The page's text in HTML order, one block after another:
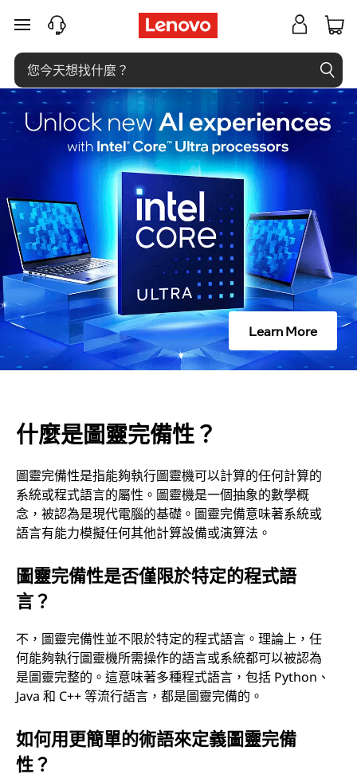
什
麼
是
圖
完
備
性
？
跳至主要內容
Learn More
什麼是圖靈完備性？
圖靈完備性是指能夠執行圖靈機可以計算的任何計算的
系統或程式語言的屬性。圖靈機是一個抽象的數學概
念，被認為是現代電腦的基礎。圖靈完備意味著系統或
語言有能力模擬任何其他計算設備或演算法。
圖靈完備性是否僅限於特定的程式語
言？
不，圖靈完備性並不限於特定的程式語言。理論上，任
何能夠執行圖靈機所需操作的語言或系統都可以被認為
是圖靈完整的。這意味著多種程式語言，包括 Python、
Java 和 C++ 等流行語言，都是圖靈完備的。
如何用更簡單的術語來定義圖靈完備
性？